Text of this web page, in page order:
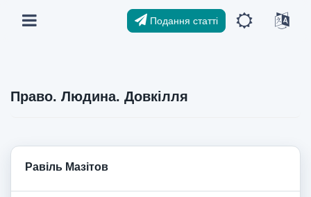
Подання статті
Право. Людина. Довкілля
Равіль Мазітов